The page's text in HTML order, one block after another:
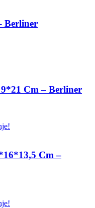
Berliner
Cm – Berliner
Cm –